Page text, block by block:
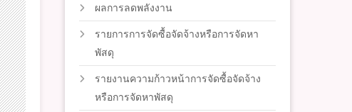
ผลการลดพลังงาน
รายการการจัดซื้อจัดจ้างหรือการจัดหา
พัสดุ
รายงานความก้าวหน้าการจัดซื้อจัดจ้าง
หรือการจัดหาพัสดุ